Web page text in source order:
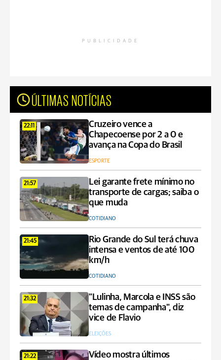
PUBLICIDADE
ÚLTIMAS NOTÍCIAS
22:11
Cruzeiro vence a
Chapecoense por 2 a 0 e
avança na Copa do Brasil
ESPORTE
21:57
Lei garante frete mínimo no
transporte de cargas; saiba o
que muda
COTIDIANO
21:45
Rio Grande do Sul terá chuva
intensa e ventos de até 100
km/h
COTIDIANO
21:32
"Lulinha, Marcola e INSS são
temas de campanha", diz
vice de Flavio
ELEIÇÕES
21:22
Vídeo mostra últimos